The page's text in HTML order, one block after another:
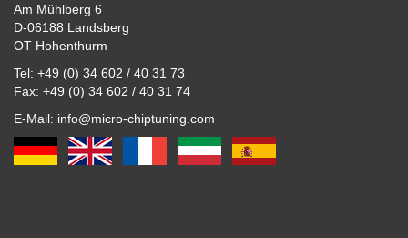
Am Mühlberg 6
D-06188 Landsberg
OT Hohenthurm
Tel: +49 (0) 34 602 / 40 31 73
Fax: +49 (0) 34 602 / 40 31 74
E-Mail: info@micro-chiptuning.com